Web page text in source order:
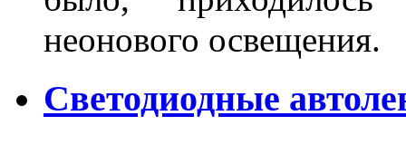
неонового
Светодиодные